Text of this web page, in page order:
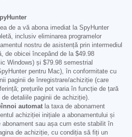
de a vă abona imediat la SpyHunter
inclusiv eliminarea programelor
nostru de asistență prin intermediul
de obicei începând de la $49.98
Windows) și $79.98 semestrial
pentru Mac), în conformitate cu
paginii de înregistrare/achiziție (care
prețurile pot varia în funcție de țară
detaliile paginii de achiziție).
automat la taxa de abonament
achiziției inițiale a abonamentului și
abonament sau așa cum este stabilit în
de achiziție, cu condiția să fiți un